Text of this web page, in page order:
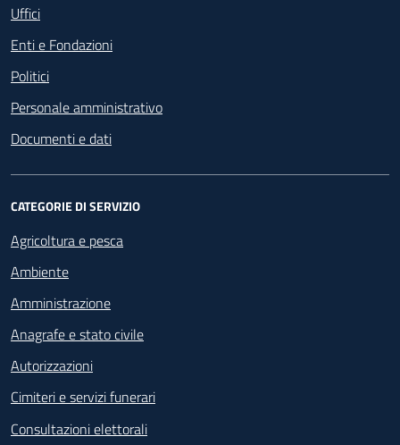
Uffici
Enti e Fondazioni
Politici
Personale amministrativo
Documenti e dati
CATEGORIE DI SERVIZIO
Agricoltura e pesca
Ambiente
Amministrazione
Anagrafe e stato civile
Autorizzazioni
Cimiteri e servizi funerari
Consultazioni elettorali